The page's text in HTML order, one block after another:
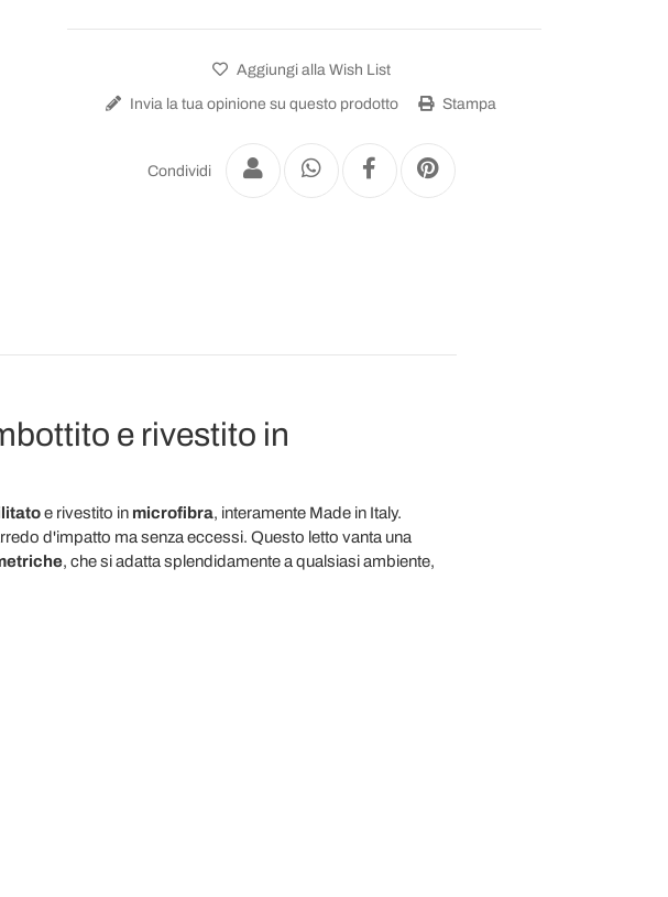
Aggiungi alla Wish List
Invia la tua opinione su questo prodotto Stampa
Condividi
e rivestito in
e rivestito in microfibra, interamente Made in Italy.
d'impatto ma senza eccessi. Questo letto vanta una
, che si adatta splendidamente a qualsiasi ambiente,